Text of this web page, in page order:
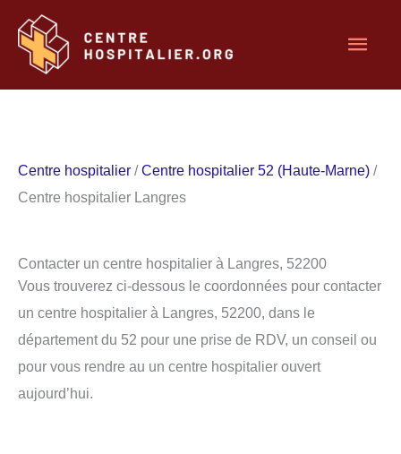
contenu
Centre hospitalier /Centre hospitalier 52 (Haute-Marne) /
Centre hospitalier Langres
Contacter un centre hospitalier à Langres, 52200
Vous trouverez ci-dessous le coordonnées pour contacter
un centre hospitalier à Langres, 52200, dans le
département du 52 pour une prise de RDV, un conseil ou
pour vous rendre au un centre hospitalier ouvert
aujourd’hui.